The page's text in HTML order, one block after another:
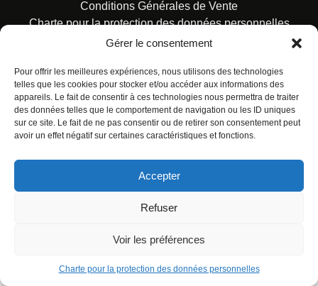
Gérer le consentement
Pour offrir les meilleures expériences, nous utilisons des technologies
telles que les cookies pour stocker et/ou accéder aux informations des
appareils. Le fait de consentir à ces technologies nous permettra de traiter
des données telles que le comportement de navigation ou les ID uniques
sur ce site. Le fait de ne pas consentir ou de retirer son consentement peut
avoir un effet négatif sur certaines caractéristiques et fonctions.
Accepter
Refuser
Voir les préférences
Charte pour la protection des données personnelles
Conditions Générales de Vente
Charte pour la protection des données personnelles
© ALL RIGHTS RESERVED. URBAN COMICS POUR LES
ÉDITIONS FRANÇAISES.